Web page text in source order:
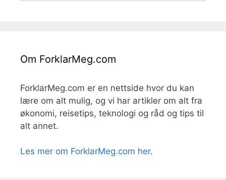
Om ForklarMeg.com
ForklarMeg.com er en nettside hvor du kan
lære om alt mulig, og vi har artikler om alt fra
økonomi, reisetips, teknologi og råd og tips til
alt annet.
Les mer om ForklarMeg.com her.